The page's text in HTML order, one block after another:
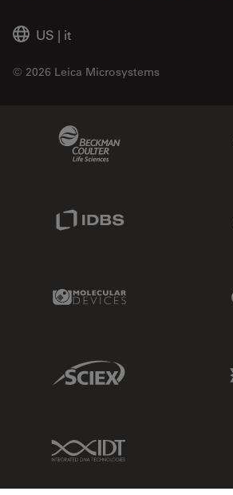
US | it
© 2026 Leica Microsystems
Molecular Devices Link
Sciex Link
IDT Link